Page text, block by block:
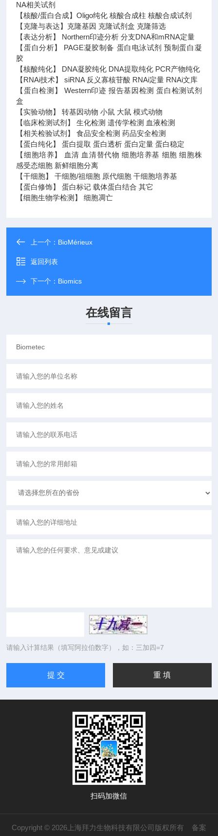
NA相关试剂
【核酸/蛋白合成】Oligo纯化 核酸合成柱 核酸合成试剂
【克隆与表达】克隆基因 克隆试剂盒 克隆筛选
【表达分析】 Northern印迹分析 分支DNA和mRNA定量
【蛋白分析】 PAGE凝胶制备 蛋白电泳试剂 预制蛋白凝
胶
【核酸纯化】 DNA凝胶纯化 DNA提取纯化 PCR产物纯化
【RNAi技术】 siRNA 反义寡核苷酸 RNAi定量 RNAi文库
【蛋白检测】 Western印迹 报告基因检测 蛋白检测试剂
盒
【实验动物】 转基因动物 小鼠 大鼠 模式动物
【临床检测试剂】 生化检测 遗传学检测 血液检测
【相关检验试剂】 食品安全检测 药品安全检测
【蛋白纯化】 蛋白提取 蛋白透析 蛋白定量 蛋白稳定
【细胞培养】 血清 血清替代物 细胞培养基 细胞 细胞株
感受态细胞 新鲜细胞分离
【干细胞】 干细胞/祖细胞 原代细胞 干细胞培养基
【蛋白修饰】 蛋白标记 载体蛋白结合 其它
【细胞生物学检测】 细胞凋亡
上一个： BioMérieux
返回列表
下一个： Biomics
在线留言
请输入计算结果（填写阿拉伯数字），如：三加四=7
扫码加微信
Copyright © 2026上海拜力生物科技有限公司版权所有 备案